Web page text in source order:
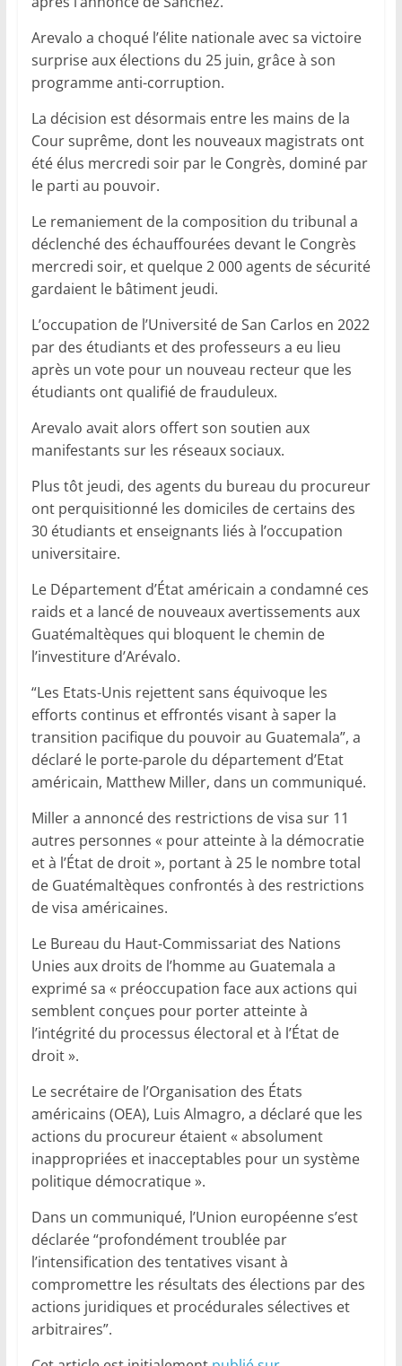
Arevalo a choqué l’élite nationale avec sa victoire
surprise aux élections du 25 juin, grâce à son
programme anti-corruption.
La décision est désormais entre les mains de la
Cour suprême, dont les nouveaux magistrats ont
été élus mercredi soir par le Congrès, dominé par
le parti au pouvoir.
Le remaniement de la composition du tribunal a
déclenché des échauffourées devant le Congrès
mercredi soir, et quelque 2 000 agents de sécurité
gardaient le bâtiment jeudi.
L’occupation de l’Université de San Carlos en 2022
par des étudiants et des professeurs a eu lieu
après un vote pour un nouveau recteur que les
étudiants ont qualifié de frauduleux.
Arevalo avait alors offert son soutien aux
manifestants sur les réseaux sociaux.
Plus tôt jeudi, des agents du bureau du procureur
ont perquisitionné les domiciles de certains des
30 étudiants et enseignants liés à l’occupation
universitaire.
Le Département d’État américain a condamné ces
raids et a lancé de nouveaux avertissements aux
Guatémaltèques qui bloquent le chemin de
l’investiture d’Arévalo.
“Les Etats-Unis rejettent sans équivoque les
efforts continus et effrontés visant à saper la
transition pacifique du pouvoir au Guatemala”, a
déclaré le porte-parole du département d’Etat
américain, Matthew Miller, dans un communiqué.
Miller a annoncé des restrictions de visa sur 11
autres personnes « pour atteinte à la démocratie
et à l’État de droit », portant à 25 le nombre total
de Guatémaltèques confrontés à des restrictions
de visa américaines.
Le Bureau du Haut-Commissariat des Nations
Unies aux droits de l’homme au Guatemala a
exprimé sa « préoccupation face aux actions qui
semblent conçues pour porter atteinte à
l’intégrité du processus électoral et à l’État de
droit ».
Le secrétaire de l’Organisation des États
américains (OEA), Luis Almagro, a déclaré que les
actions du procureur étaient « absolument
inappropriées et inacceptables pour un système
politique démocratique ».
Dans un communiqué, l’Union européenne s’est
déclarée “profondément troublée par
l’intensification des tentatives visant à
compromettre les résultats des élections par des
actions juridiques et procédurales sélectives et
arbitraires”.